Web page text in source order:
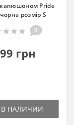
Pride
розмір S
0
грн
В НАЛИЧИИ